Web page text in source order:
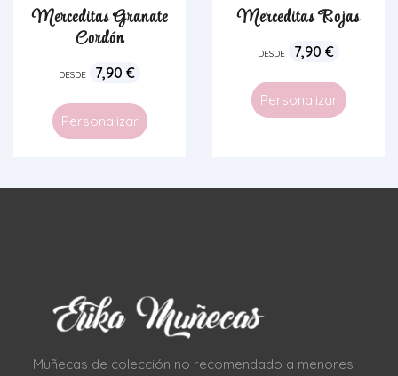
Merceditas Granate
Cordón
DESDE 7,90 €
Personalizar
Merceditas Rojas
DESDE 7,90 €
Personalizar
Muñecas de colección no recomendado a menores